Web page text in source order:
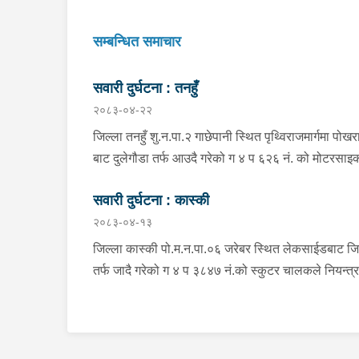
सम्बन्धित समाचार
सवारी दुर्घटना : तनहुँ
२०८३-०४-२२
जिल्ला तनहुँ शु.न.पा.२ गाछेपानी स्थित पृथ्विराजमार्गमा
बाट दुलेगौडा तर्फ आउदै गरेको ग ४ प ६२६ नं. को
दुर्घटना हुँदा मोटरसाइकल चालक जिल्ला कास्की
बस्ने बर्ष ३९ को मन बहादुर पुन घाइते भइ उपचारको लागी तनहुँ
सेवा हस्पिटल दुलेगौडा ल्याईएकोमा प्राम्भिक उपचार पश्चात
उपचारको लागी ०७:५५ बजे पोखरा रिफर भएको ।
सवारी दुर्घटना : कास्की
२०८३-०४-१३
जिल्ला कास्की पो.म.न.पा.०६ जरेबर स्थित लेकसाईडबाट
तर्फ जादै गरेको ग ४ प ३८४७ नं.को स्कुटर चालकले